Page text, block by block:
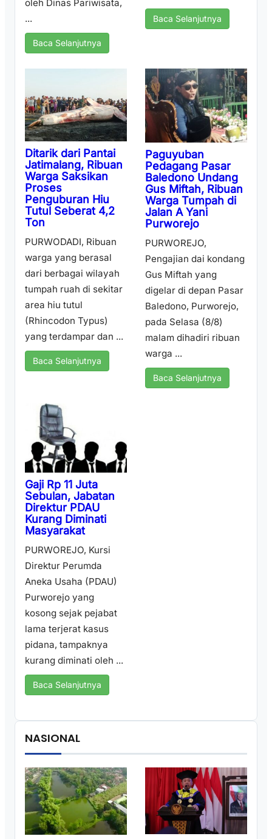
oleh Dinas Pariwisata,
...
Baca Selanjutnya
Baca Selanjutnya
Ditarik dari Pantai
Jatimalang, Ribuan
Warga Saksikan
Proses
Penguburan Hiu
Tutul Seberat 4,2
Ton
PURWODADI, Ribuan
warga yang berasal
dari berbagai wilayah
tumpah ruah di sekitar
area hiu tutul
(Rhincodon Typus)
yang terdampar dan ...
Baca Selanjutnya
Paguyuban
Pedagang Pasar
Baledono Undang
Gus Miftah, Ribuan
Warga Tumpah di
Jalan A Yani
Purworejo
PURWOREJO,
Pengajian dai kondang
Gus Miftah yang
digelar di depan Pasar
Baledono, Purworejo,
pada Selasa (8/8)
malam dihadiri ribuan
warga ...
Baca Selanjutnya
Gaji Rp 11 Juta
Sebulan, Jabatan
Direktur PDAU
Kurang Diminati
Masyarakat
PURWOREJO, Kursi
Direktur Perumda
Aneka Usaha (PDAU)
Purworejo yang
kosong sejak pejabat
lama terjerat kasus
pidana, tampaknya
kurang diminati oleh ...
Baca Selanjutnya
NASIONAL